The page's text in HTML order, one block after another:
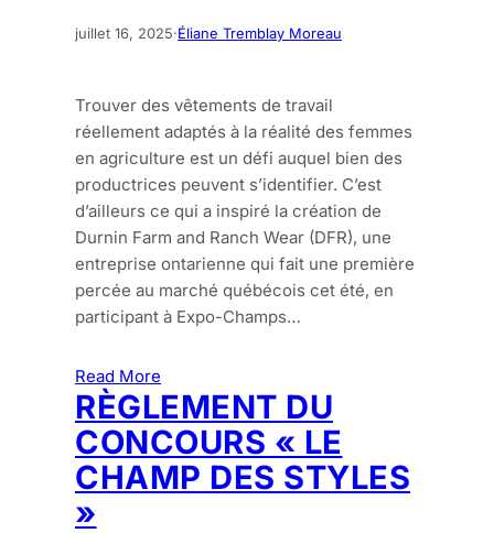
juillet 16, 2025·Éliane Tremblay Moreau
Trouver des vêtements de travail
réellement adaptés à la réalité des femmes
en agriculture est un défi auquel bien des
productrices peuvent s’identifier. C’est
d’ailleurs ce qui a inspiré la création de
Durnin Farm and Ranch Wear (DFR), une
entreprise ontarienne qui fait une première
percée au marché québécois cet été, en
participant à Expo-Champs…
Read More
RÈGLEMENT DU
CONCOURS « LE
CHAMP DES STYLES
»